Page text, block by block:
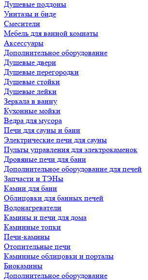
Душевые поддоны
Унитазы и биде
Смесители
Мебель для ванной комнаты
Аксессуары
Дополнительное оборудование
Душевые двери
Душевые перегородки
Душевые стойки
Душевые лейки
Зеркала в ванну
Кухонные мойки
Ведра для мусора
Печи для сауны и бани
Электрические печи для сауны
Пульты управления для электрокаменок
Дровяные печи для бани
Дополнительное оборудование для печей
Запчасти и ТЭНы
Камни для бани
Облицовки для банных печей
Водонагреватели
Камины и печи для дома
Каминные топки
Печи-камины
Отопительные печи
Каминные облицовки и порталы
Биокамины
Дополнительное оборудование